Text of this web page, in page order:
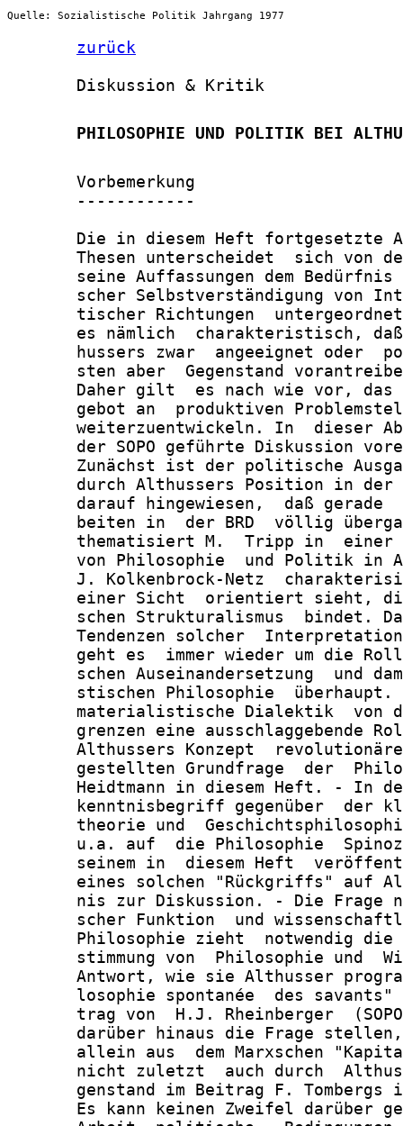
Quelle: Sozialistische Politik Jahrgang 1977
zurück
       Diskussion & Kritik
PHILOSOPHIE UND POLITIK BEI
       Vorbemerkung
       ------------
Die in diesem Heft fortgesetzte
Thesen unterscheidet  sich von
seine Auffassungen dem
scher Selbstverständigung von
tischer Richtungen
es nämlich  charakteristisch,
hussers zwar  angeeignet oder
sten aber  Gegenstand
Daher gilt  es nach wie vor,
gebot an  produktiven
weiterzuentwickeln. In  dieser
der SOPO geführte Diskussion
Zunächst ist der politische
durch Althussers Position in
darauf hingewiesen,  daß gerade
beiten in  der BRD  völlig
thematisiert M.  Tripp in
von Philosophie  und Politik in
J. Kolkenbrock-Netz
einer Sicht  orientiert sieht,
schen Strukturalismus  bindet.
Tendenzen solcher
geht es  immer wieder um die
schen Auseinandersetzung  und
stischen Philosophie
materialistische Dialektik  von
grenzen eine ausschlaggebende
Althussers Konzept
gestellten Grundfrage  der
Heidtmann in diesem Heft. - In
kenntnisbegriff gegenüber  der
theorie und
u.a. auf  die Philosophie
seinem in  diesem Heft
eines solchen "Rückgriffs" auf
nis zur Diskussion. - Die Frage
scher Funktion  und
Philosophie zieht  notwendig
stimmung von  Philosophie und
Antwort, wie sie Althusser
losophie spontanée  des
trag von  H.J. Rheinberger
darüber hinaus die Frage
allein aus  dem Marxschen
nicht zuletzt  auch durch
genstand im Beitrag F. Tombergs
Es kann keinen Zweifel darüber